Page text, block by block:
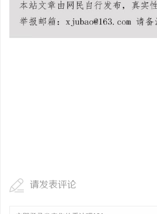
请发表评论